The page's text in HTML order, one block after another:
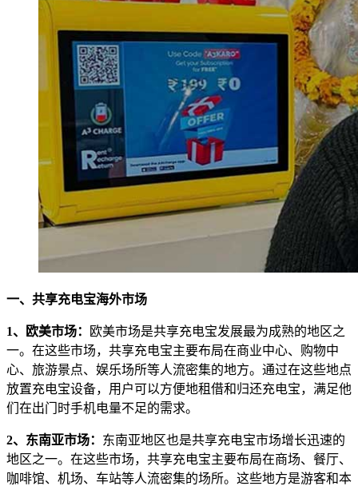
一、共享充电宝海外市场
1、欧美市场：
欧美市场是共享充电宝发展最为成熟的地区之
一。在这些市场，共享充电宝主要布局在商业中心、购物中
心、旅游景点、娱乐场所等人流密集的地方。通过在这些地点
放置充电宝设备，用户可以方便地租借和归还充电宝，满足他
们在出门时手机电量不足的需求。
2、东南亚市场： 东南亚地区也是共享充电宝市场增长迅速的
地区之一。在这些市场，共享充电宝主要布局在商场、餐厅、
咖啡馆、机场、车站等人流密集的场所。这些地方是游客和本